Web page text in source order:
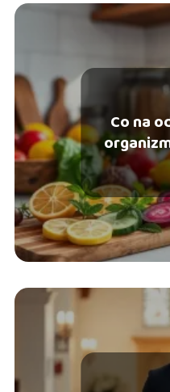
Co na